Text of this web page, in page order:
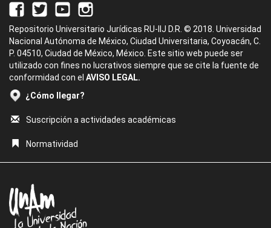
Repositorio Universitario Jurídicas RU-IIJ D.R. © 2018. Universidad
Nacional Autónoma de México, Ciudad Universitaria, Coyoacán, C.
P. 04510, Ciudad de México, México. Este sitio web puede ser
utilizado con fines no lucrativos siempre que se cite la fuente de
conformidad con el AVISO LEGAL.
¿Cómo llegar?
Suscripción a actividades académicas
Normatividad